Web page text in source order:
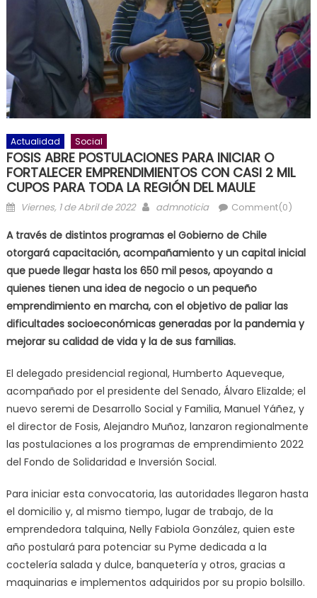
Actualidad Social
FOSIS ABRE POSTULACIONES PARA INICIAR O
FORTALECER EMPRENDIMIENTOS CON CASI 2 MIL
CUPOS PARA TODA LA REGIÓN DEL MAULE
Posted on
Viernes, 1 de Abril de 2022 Author
admnoticia Comment(0)
A través de distintos programas el Gobierno de Chile
otorgará capacitación, acompañamiento y un capital inicial
que puede llegar hasta los 650 mil pesos, apoyando a
quienes tienen una idea de negocio o un pequeño
emprendimiento en marcha, con el objetivo de paliar las
dificultades socioeconómicas generadas por la pandemia y
mejorar su calidad de vida y la de sus familias.
El delegado presidencial regional, Humberto Aqueveque,
acompañado por el presidente del Senado, Álvaro Elizalde; el
nuevo seremi de Desarrollo Social y Familia, Manuel Yáñez, y
el director de Fosis, Alejandro Muñoz, lanzaron regionalmente
las postulaciones a los programas de emprendimiento 2022
del Fondo de Solidaridad e Inversión Social.
Para iniciar esta convocatoria, las autoridades llegaron hasta
el domicilio y, al mismo tiempo, lugar de trabajo, de la
emprendedora talquina, Nelly Fabiola González, quien este
año postulará para potenciar su Pyme dedicada a la
coctelería salada y dulce, banquetería y otros, gracias a
maquinarias e implementos adquiridos por su propio bolsillo.